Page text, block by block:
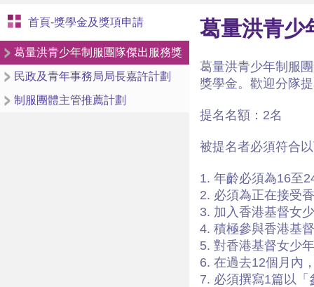
首頁-獎學金及獎項申請
葛量洪青少年制服團隊傑出服務獎
民政及青年事務局局長嘉許計劃
制服團體主管推薦計劃
葛量洪青少
葛量洪青少年制服
獎學金。歡迎分隊
提名名額：2名
被提名者必須符合
1. 年齡必須為16至
2. 必須為正在接受
3. 加入香港基督女
4. 積極參與香港基
5. 對香港基督女少
6. 在過去12個月內
7. 必須撰寫1篇以